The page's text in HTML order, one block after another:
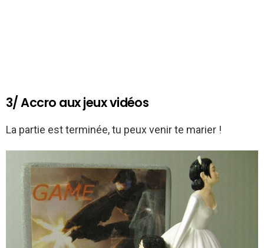
3/ Accro aux jeux vidéos
La partie est terminée, tu peux venir te marier !